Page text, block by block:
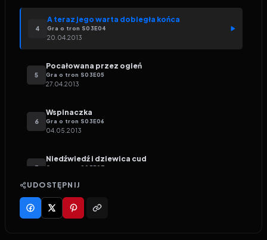
4
A teraz jego warta dobiegła końca
Gra o tron S03E04
20.04.2013
5
Pocałowana przez ogień
Gra o tron S03E05
27.04.2013
6
Wspinaczka
Gra o tron S03E06
04.05.2013
7
Niedźwiedź i dziewica cud
Gra o tron S03E07
Drudzy Synowie
Gra o tron E
UDOSTĘPNIJ